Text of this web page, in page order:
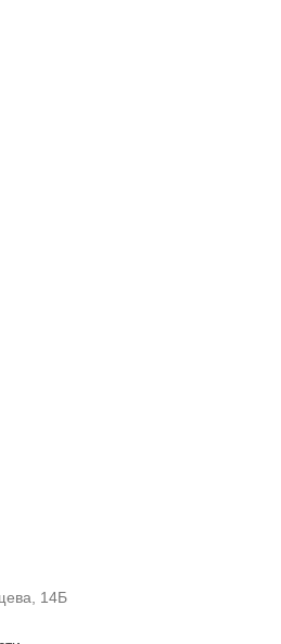
14Б